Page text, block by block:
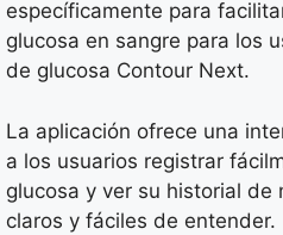
específicamente para
glucosa en sangre para los
de glucosa Contour Next.
La aplicación ofrece una
a los usuarios registrar
glucosa y ver su historial de
claros y fáciles de entender.